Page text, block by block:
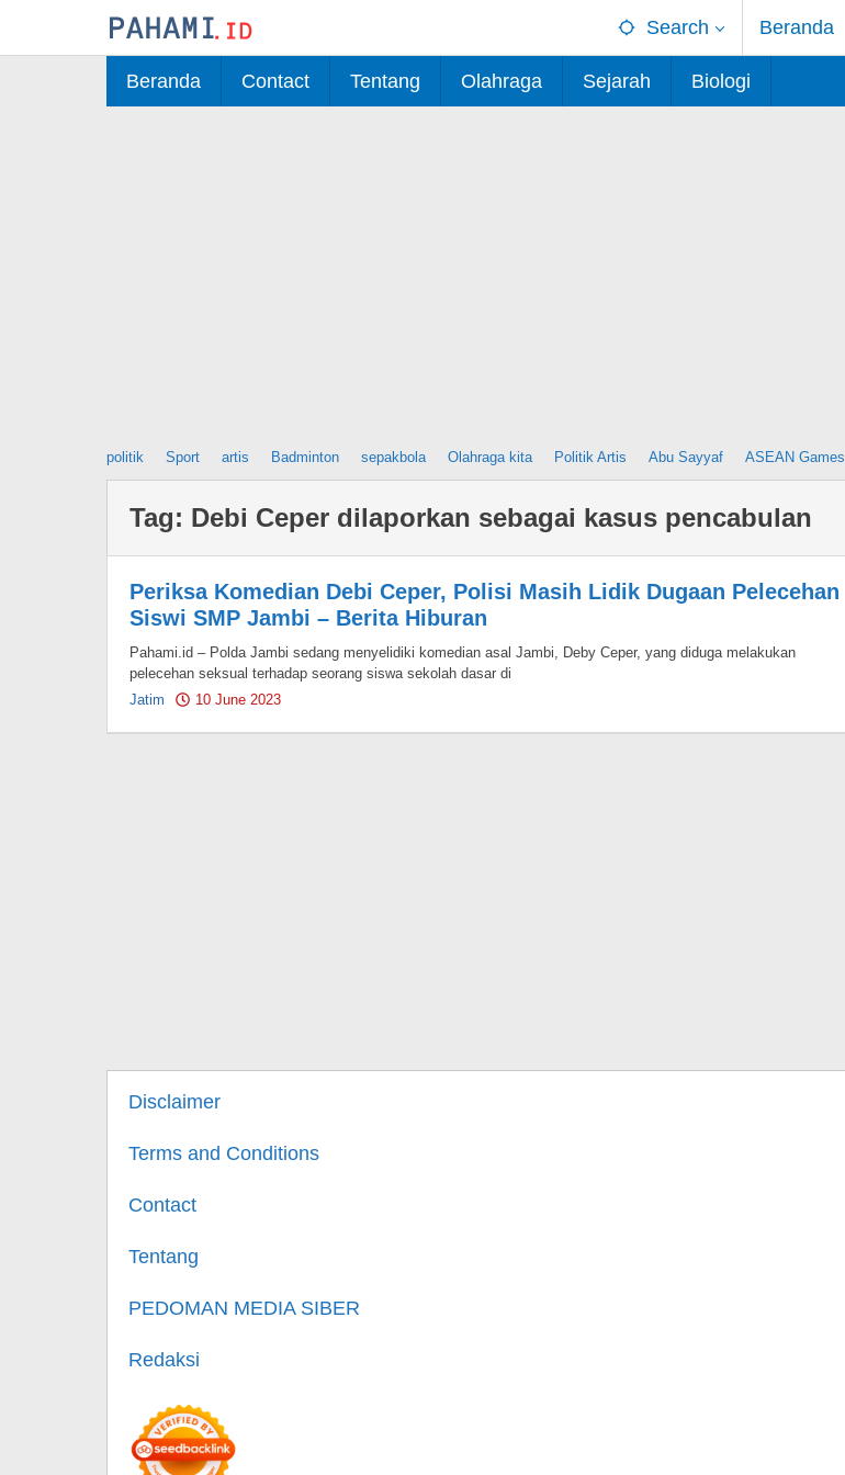
Search Beranda
Beranda Contact Tentang Olahraga Sejarah Biologi
politik Sport artis Badminton sepakbola Olahraga kita Politik Artis Abu Sayyaf ASEAN Games
Tag: Debi Ceper dilaporkan sebagai kasus pencabulan
Periksa Komedian Debi Ceper, Polisi Masih Lidik Dugaan Pelecehan
Siswi SMP Jambi – Berita Hiburan
Pahami.id – Polda Jambi sedang menyelidiki komedian asal Jambi, Deby Ceper, yang diduga melakukan
pelecehan seksual terhadap seorang siswa sekolah dasar di
Jatim
10 June 2023
Disclaimer
Terms and Conditions
Contact
Tentang
PEDOMAN MEDIA SIBER
Redaksi